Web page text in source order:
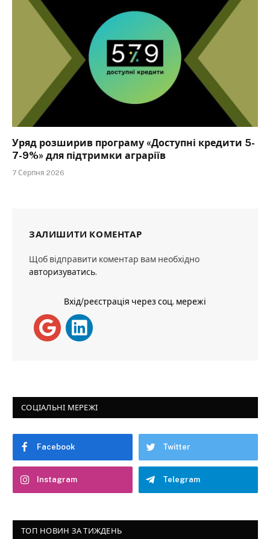
Уряд розширив програму «Доступні кредити 5-
7-9%» для підтримки аграріїв
7 Серпня 2026
ЗАЛИШИТИ КОМЕНТАР
Щоб відправити коментар вам необхідно
авторизуватись.
Вхід/реєстрація через соц. мережі
СОЦІАЛЬНІ МЕРЕЖІ
Facebook Twitter
Instagram Telegram
ТОП НОВИН ЗА ТИЖДЕНЬ